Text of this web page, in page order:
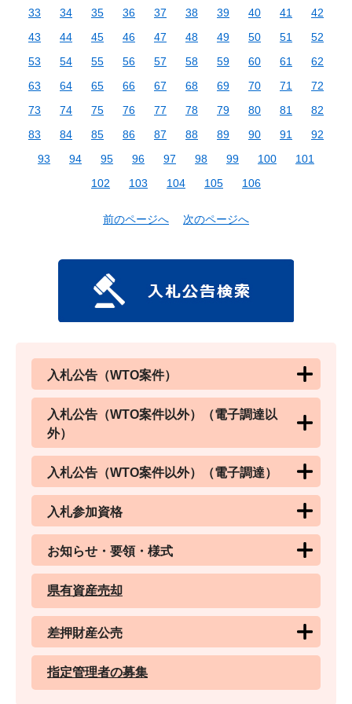
33
34 35 36 37 38 39 40 41
42
43
44 45 46 47 48 49 50 51
52
53
54 55 56 57 58 59 60 61
62
63
64 65 66 67 68 69 70 71
72
73
74 75 76 77 78 79 80 81
82
83
84 85 86 87 88 89 90 91
92
93
94 95 96 97 98 99 100
101
102
103 104 105 106
前のページへ 次のページへ
入札公告（WTO案件）
入札公告（WTO案件以外）（電子調達以
外）
入札公告（WTO案件以外）（電子調達）
入札参加資格
お知らせ・要領・様式
県有資産売却
差押財産公売
指定管理者の募集